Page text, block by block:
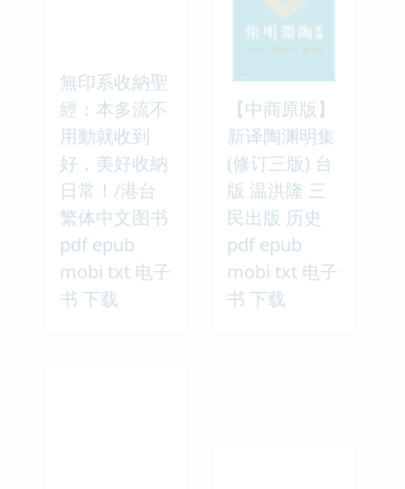
無印系收納聖
經：本多流不
用動就收到
好，美好收納
日常！/港台
繁体中文图书
pdf epub
mobi txt 电子
书 下载
【中商原版】
新译陶渊明集
(修订三版) 台
版 温洪隆 三
民出版 历史
pdf epub
mobi txt 电子
书 下载